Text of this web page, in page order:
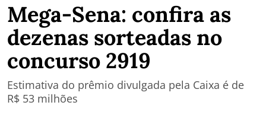
Mega-Sena: confira as
dezenas sorteadas no
concurso 2919
Estimativa do prêmio divulgada pela Caixa é de
R$ 53 milhões